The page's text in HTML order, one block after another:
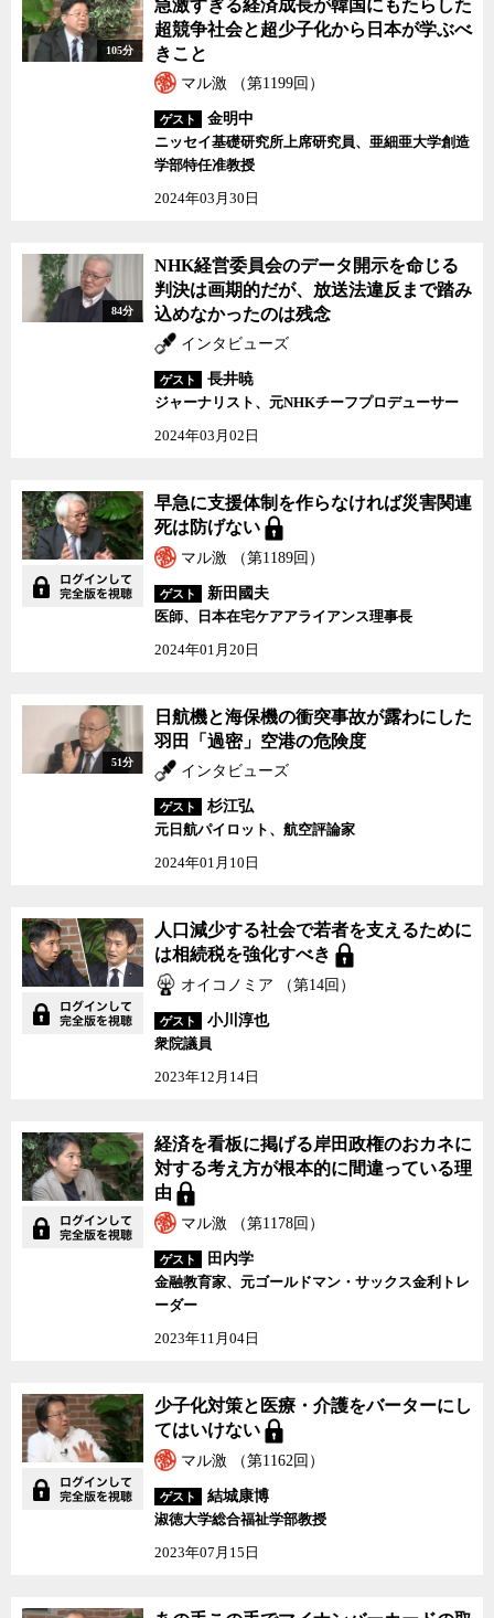
105分
急激すぎる経済成長が韓国にもたらした
超競争社会と超少子化から日本が学ぶべ
きこと
マル激 （第1199回）
ゲスト
金明中
ニッセイ基礎研究所上席研究員、亜細亜大学創造
学部特任准教授
2024年03月30日
84分
NHK経営委員会のデータ開示を命じる
判決は画期的だが、放送法違反まで踏み
込めなかったのは残念
インタビューズ
ゲスト
長井暁
ジャーナリスト、元NHKチーフプロデューサー
2024年03月02日
早急に支援体制を作らなければ災害関連
死は防げない
マル激 （第1189回）
ゲスト
新田國夫
医師、日本在宅ケアアライアンス理事長
2024年01月20日
51分
日航機と海保機の衝突事故が露わにした
羽田「過密」空港の危険度
インタビューズ
ゲスト
杉江弘
元日航パイロット、航空評論家
2024年01月10日
人口減少する社会で若者を支えるために
は相続税を強化すべき
オイコノミア （第14回）
ゲスト
小川淳也
衆院議員
2023年12月14日
経済を看板に掲げる岸田政権のおカネに
対する考え方が根本的に間違っている理
由
マル激 （第1178回）
ゲスト
田内学
金融教育家、元ゴールドマン・サックス金利トレ
ーダー
2023年11月04日
少子化対策と医療・介護をバーターにし
てはいけない
マル激 （第1162回）
ゲスト
結城康博
淑徳大学総合福祉学部教授
2023年07月15日